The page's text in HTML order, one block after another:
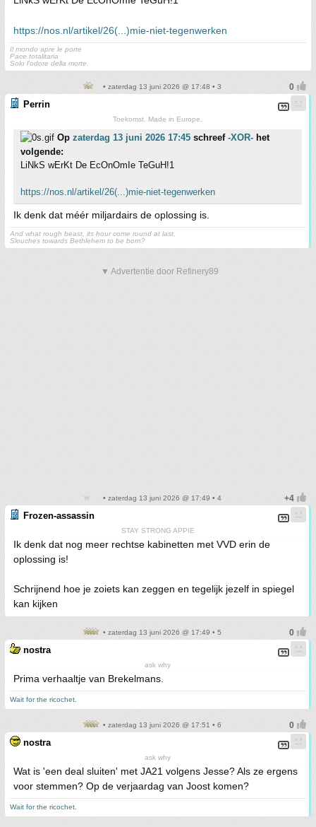
https://nos.nl/artikel/26(...)mie-niet-tegenwerken
Il mondo apre le porte
Pace totalitaria
Solo l'odore della morte.
• zaterdag 13 juni 2026 @ 17:48 • 3
Perrin
Toekomst. Made in Europe.
Op zaterdag 13 juni 2026 17:45 schreef -XOR- het
volgende:
LiNkS wErKt De EcOnOmIe TeGuH!1
https://nos.nl/artikel/26(...)mie-niet-tegenwerken
Ik denk dat méér miljardairs de oplossing is.
And what rough beast, its hour come round at last,
Slouches towards Bethlehem to be born?
▼ Advertentie door Refinery89
• zaterdag 13 juni 2026 @ 17:49 • 4
Frozen-assassin
STAY STRONG APPIE
Ik denk dat nog meer rechtse kabinetten met VVD erin de
oplossing is!
Schrijnend hoe je zoiets kan zeggen en tegelijk jezelf in spiegel
kan kijken
• zaterdag 13 juni 2026 @ 17:49 • 5
nostra
ask why
Prima verhaaltje van Brekelmans.
Wait for the ricochet.
• zaterdag 13 juni 2026 @ 17:51 • 6
nostra
ask why
Wat is 'een deal sluiten' met JA21 volgens Jesse? Als ze ergens
voor stemmen? Op de verjaardag van Joost komen?
Wait for the ricochet.